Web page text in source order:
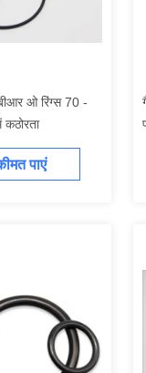
ओ रिंग्स 70 -
कठोरता
पाएं